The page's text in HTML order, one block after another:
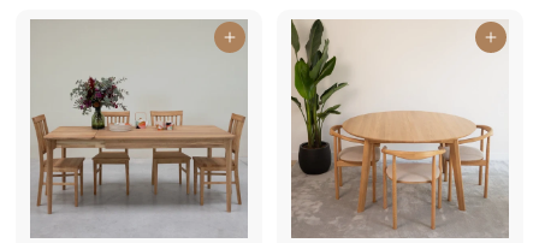
e
€
2
0
0
,
0
0
0
Aggiungi al carrello Aggiungi al carrello